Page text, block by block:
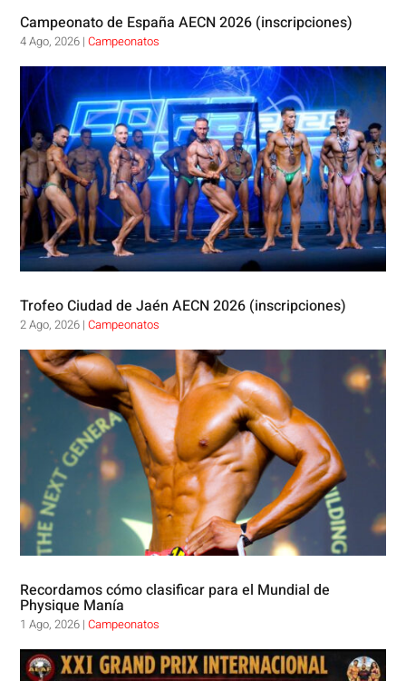
Campeonato de España AECN 2026 (inscripciones)
4 Ago, 2026 |Campeonatos
Trofeo Ciudad de Jaén AECN 2026 (inscripciones)
2 Ago, 2026 |Campeonatos
Recordamos cómo clasificar para el Mundial de
Physique Manía
1 Ago, 2026 |Campeonatos